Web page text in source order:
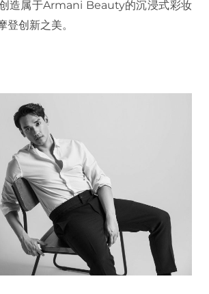
造属于Armani Beauty的沉浸式彩妆
登创新之美。